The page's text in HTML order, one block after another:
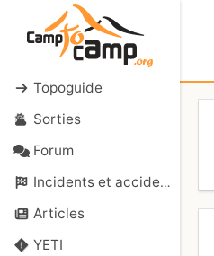
Topoguide
Sorties
Forum
Incidents et accidents
Articles
YETI